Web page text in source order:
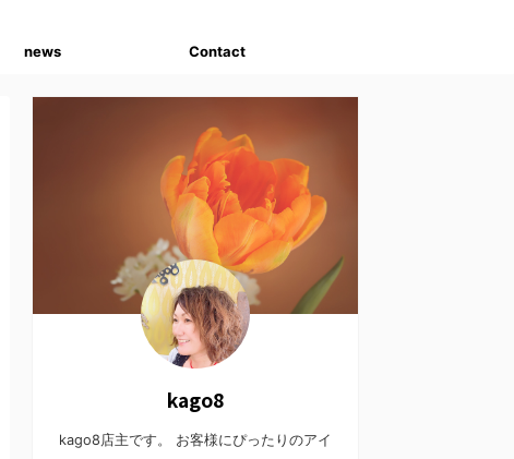
news Contact
kago8
kago8店主です。 お客様にぴったりのアイ